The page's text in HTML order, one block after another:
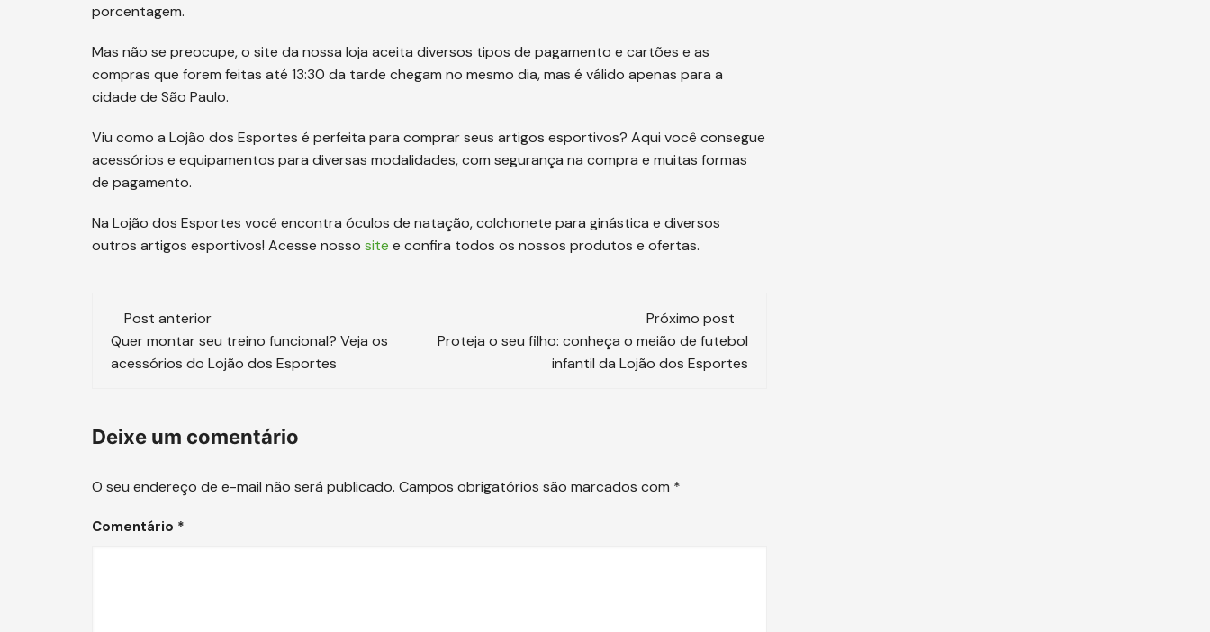
porcentagem.
Mas não se preocupe, o site da nossa loja aceita diversos tipos de pagamento e cartões e as
compras que forem feitas até 13:30 da tarde chegam no mesmo dia, mas é válido apenas para a
cidade de São Paulo.
Viu como a Lojão dos Esportes é perfeita para comprar seus artigos esportivos? Aqui você consegue
acessórios e equipamentos para diversas modalidades, com segurança na compra e muitas formas
de pagamento.
Na Lojão dos Esportes você encontra óculos de natação, colchonete para ginástica e diversos
outros artigos esportivos! Acesse nosso site e confira todos os nossos produtos e ofertas.
Navegação
de
Post anterior
Quer montar seu treino funcional? Veja os
acessórios do Lojão dos Esportes
Próximo post
Proteja o seu filho: conheça o meião de futebol
infantil da Lojão dos Esportes
Deixe um comentário
O seu endereço de e-mail não será publicado. Campos obrigatórios são marcados com *
Comentário *